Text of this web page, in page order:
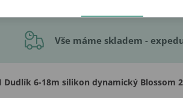
Vše máme skladem -
Dudlík 6-18m silikon dynamický Blossom